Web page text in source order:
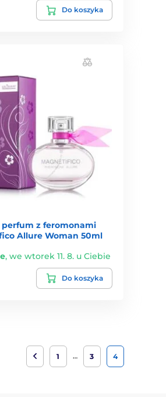
Do koszyka
perfum z feromonami
Allure Woman 50ml
,we wtorek 11. 8. u Ciebie
Do koszyka
1 … 3 4